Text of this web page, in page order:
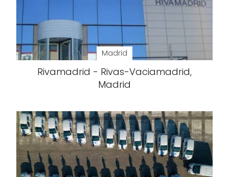
Madrid
Rivamadrid - Rivas-Vaciamadrid,
Madrid